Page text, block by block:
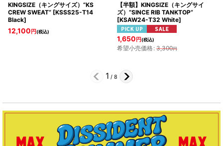
KINGSIZE（キングサイズ）“KS
CREW SWEAT” [KSSS25-T14
Black]
12,100 円(税込)
【半額】KINGSIZE（キングサイ
ズ）“SINCE RIB TANKTOP”
[KSAW24-T32 White]
1,650 円(税込)
希望小売価格: 3,300円
1 / 8